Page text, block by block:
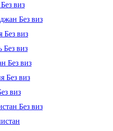
Без виз
Без виз
Без виз
Без виз
Без виз
Без виз
виз
Без виз